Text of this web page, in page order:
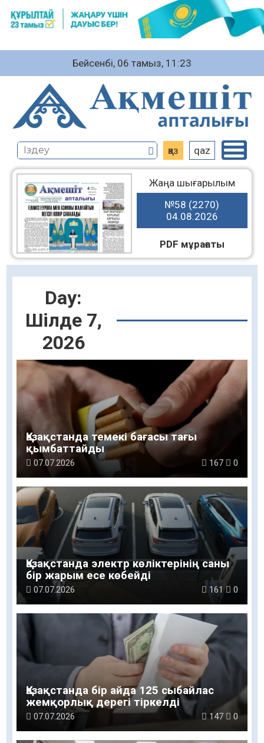
Бейсенбі, 06 тамыз, 11:23
қаз qaz
Жаңа шығарылым
№58 (2270)
04.08.2026
PDF мұрағаты
Day:
Шілде 7,
2026
Қазақстанда темекі бағасы тағы
қымбаттайды
07.07.2026 167 0
Қазақстанда электр көліктерінің саны
бір жарым есе көбейді
07.07.2026 161 0
Қазақстанда бір айда 125 сыбайлас
жемқорлық дерегі тіркелді
07.07.2026 147 0